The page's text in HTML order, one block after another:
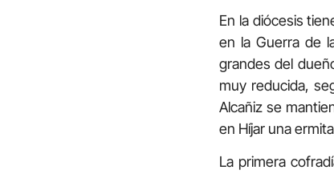
En la diócesis
en la Guerra de
grandes del
muy reducida,
Alcañiz se
en Híjar una
La primera